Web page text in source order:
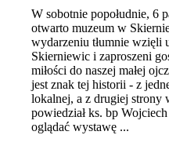
W sobotnie popołudnie, 6
otwarto muzeum w
wydarzeniu tłumnie wzięli
Skierniewic i zaproszeni
miłości do naszej małej
jest znak tej historii - z
lokalnej, a z drugiej strony
powiedział ks. bp
oglądać wystawę ...